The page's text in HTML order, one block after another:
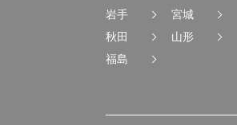
岩手
宮城
秋田
山形
福島